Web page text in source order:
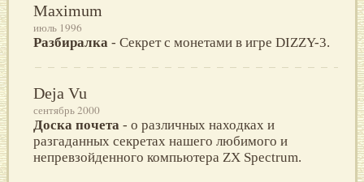
Maximum
июль 1996
Разбиралка - Секрет с монетами в игре DIZZY-3.
Deja Vu
сентябрь 2000
Доска почета - о различных находках и
разгаданных секретах нашего любимого и
непревзойденного компьютера ZX Spectrum.